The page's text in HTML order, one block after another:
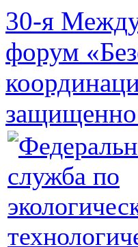
30-я
форум